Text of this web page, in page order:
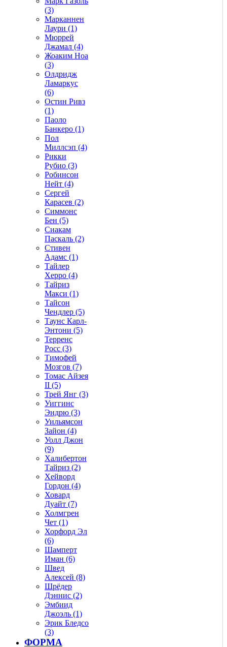
(3)
Марканнен
Лаури (1)
Мюррей
Джамал (4)
Жоаким Ноа
(3)
Олдридж
Ламаркус
(6)
Остин Ривз
(1)
Паоло
Банкеро (1)
Пол
Миллсэп (4)
Рикки
Рубио (3)
Робинсон
Нейт (4)
Сергей
Карасев (2)
Симмонс
Бен (5)
Сиакам
Паскаль (2)
Стивен
Адамс (1)
Тайлер
Херро (4)
Тайриз
Макси (1)
Тайсон
Чендлер (5)
Таунс Карл-
Энтони (5)
Терренс
Росс (3)
Тимофей
Мозгов (7)
Томас Айзея
II (5)
Трей Янг (3)
Уиггинс
Эндрю (3)
Уильямсон
Зайон (4)
Уолл Джон
(9)
Халибертон
Тайриз (2)
Хейворд
Гордон (4)
Ховард
Дуайт (7)
Холмгрен
Чет (1)
Хорфорд Эл
(6)
Шамперт
Иман (6)
Швед
Алексей (8)
Шрёдер
Дэннис (2)
Эмбиид
Джоэль (1)
Эрик Бледсо
(3)
ФОРМА